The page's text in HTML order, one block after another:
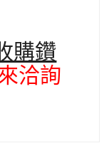
購鑽
洽詢